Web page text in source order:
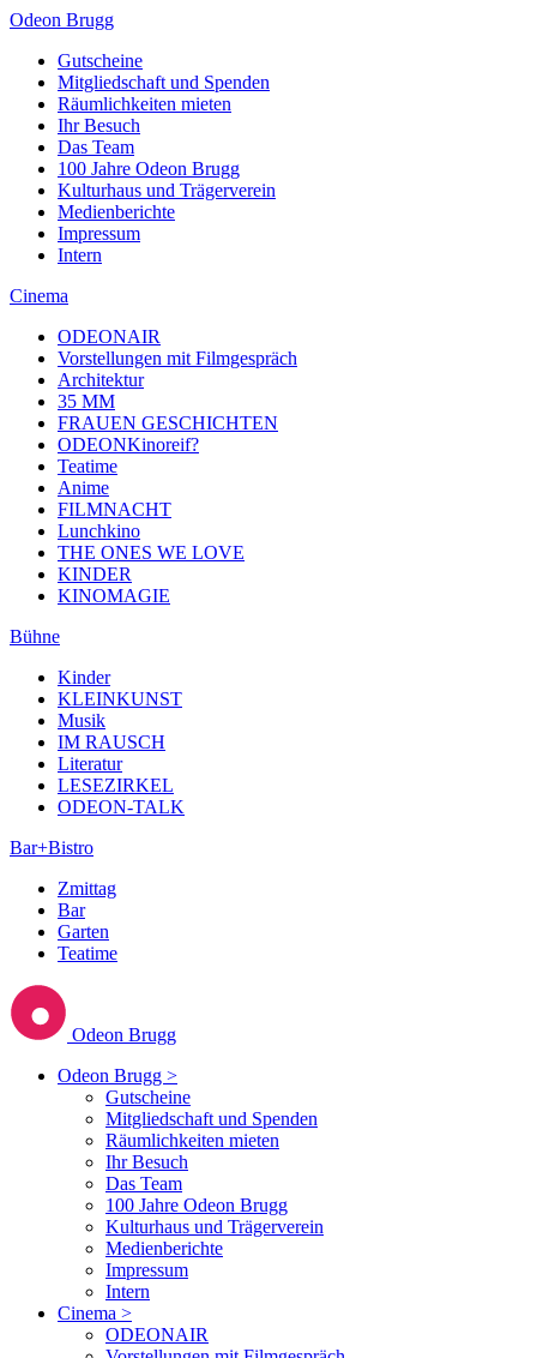
Odeon Brugg
Gutscheine
Mitgliedschaft und Spenden
Räumlichkeiten mieten
Ihr Besuch
Das Team
100 Jahre Odeon Brugg
Kulturhaus und Trägerverein
Medienberichte
Impressum
Intern
Cinema
ODEONAIR
Vorstellungen mit Filmgespräch
Architektur
35 MM
FRAUEN GESCHICHTEN
ODEONKinoreif?
Teatime
Anime
FILMNACHT
Lunchkino
THE ONES WE LOVE
KINDER
KINOMAGIE
Bühne
Kinder
KLEINKUNST
Musik
IM RAUSCH
Literatur
LESEZIRKEL
ODEON-TALK
Bar+Bistro
Zmittag
Bar
Garten
Teatime
Odeon Brugg
Odeon Brugg >
Gutscheine
Mitgliedschaft und Spenden
Räumlichkeiten mieten
Ihr Besuch
Das Team
100 Jahre Odeon Brugg
Kulturhaus und Trägerverein
Medienberichte
Impressum
Intern
Cinema >
ODEONAIR